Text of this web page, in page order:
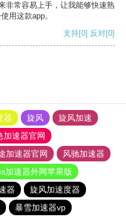
非常容易上手，让我能够快速熟
用这款app。
支持[0] 反对[0]
器 旋风
旋风加速
加速器官网
加速器官网
风驰加速器
加速器外网苹果版
器
旋风加速度器
暴雪加速器vp